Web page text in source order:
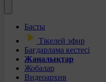
Басты
Тікелей эфир
Бағдарлама кестесі
Жаңалықтар
Жобалар
Видеоархив